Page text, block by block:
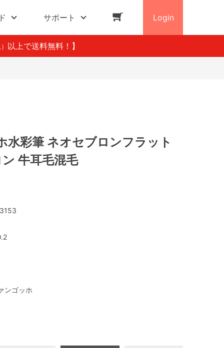
サポート Login
以上で送料無料！】
水彩筆 ネオセブロンフラット
牛耳毛混毛
ンゴッホ